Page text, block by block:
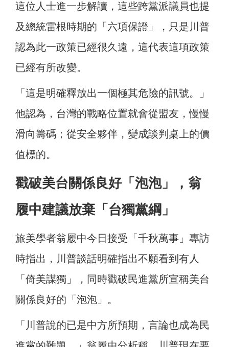
這位人士進一步解讀，這些跨黨派議員也提
及總統雷根時期的「六項保證」，只是川普
認為此一政策已經很久遠，這代表這項政策
已經有所改變。
「這是明確釋放出一個極其危險的訊號。」
他認為，台灣的戰略位置就會從盟友，慢慢
滑向籌碼；從安全夥伴，變成談判桌上的價
值標的。
戳破美台關係良好「泡泡」，翁
履中建議放棄「台獨黨綱」
旅美學者翁履中今日接受「千秋萬事」專訪
時指出，川普談話明確指出不願看到有人
「倚美謀獨」，同時戳破民進黨所宣稱美台
關係良好的「泡泡」。
「川普說的已是中方所預期，言論也成為民